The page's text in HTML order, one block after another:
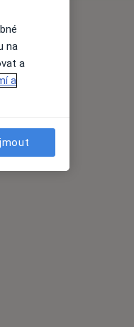
na
a
a